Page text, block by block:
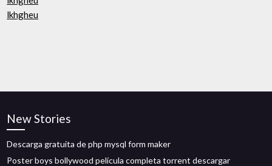
lkhgheu
New Stories
Descarga gratuita de php mysql form maker
Poster boys bollywood película completa torrent descargar